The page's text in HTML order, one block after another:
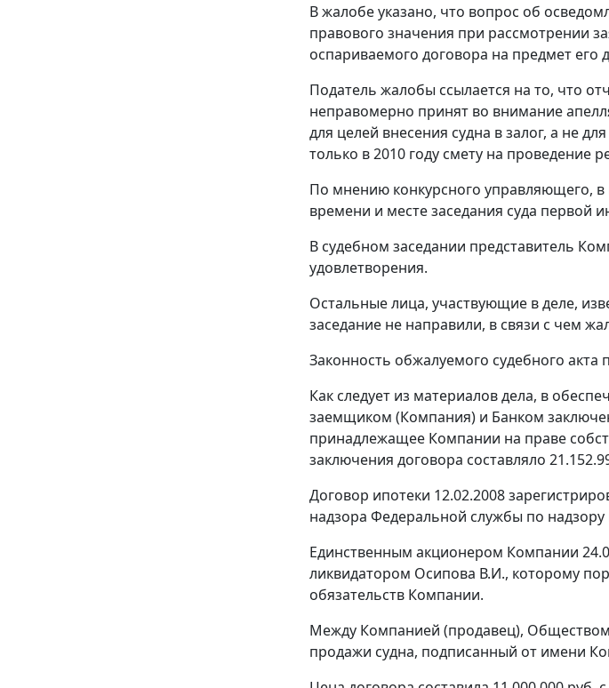
В жалобе указано, что вопрос об
правового значения при рассмотрении
оспариваемого договора на предмет его
Податель жалобы ссылается на то, что
неправомерно принят во внимание
для целей внесения судна в залог, а не
только в 2010 году смету на проведение
По мнению конкурсного управляющего,
времени и месте заседания суда первой
В судебном заседании представитель
удовлетворения.
Остальные лица, участвующие в деле,
заседание не направили, в связи с чем
Законность обжалуемого судебного
Как следует из материалов дела, в
заемщиком (Компания) и Банком
принадлежащее Компании на праве
заключения договора составляло
Договор ипотеки 12.02.2008
надзора Федеральной службы по
Единственным акционером Компании
ликвидатором Осипова В.И., которому
обязательств Компании.
Между Компанией (продавец), Обществом
продажи судна, подписанный от имени